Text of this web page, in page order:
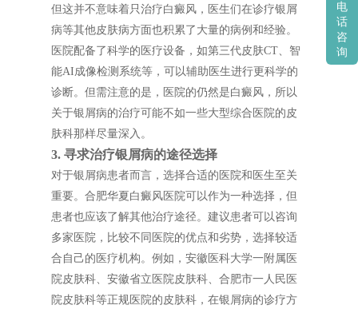
但这并不意味着只治疗白癜风，医生们在诊疗银屑
病等其他皮肤病方面也积累了大量的病例和经验。
医院配备了科学的医疗设备，如第三代皮肤CT、智
能AI成像检测系统等，可以辅助医生进行更科学的
诊断。但需注意的是，医院的仍然是白癜风，所以
关于银屑病的治疗可能不如一些大型综合医院的皮
肤科那样尽量深入。
3. 寻求治疗银屑病的途径选择
对于银屑病患者而言，选择合适的医院和医生至关
重要。合肥华夏白癜风医院可以作为一种选择，但
患者也应该了解其他治疗途径。建议患者可以咨询
多家医院，比较不同医院的优点和劣势，选择较适
合自己的医疗机构。例如，安徽医科大学一附属医
院皮肤科、安徽省立医院皮肤科、合肥市一人民医
院皮肤科等正规医院的皮肤科，在银屑病的诊疗方
电
话
咨
询